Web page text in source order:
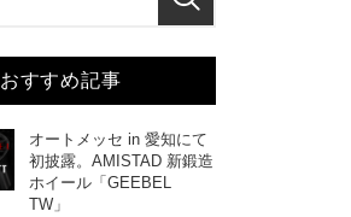
おすすめ記事
オートメッセ in 愛知にて
初披露。AMISTAD 新鍛造
ホイール「GEEBEL
TW」